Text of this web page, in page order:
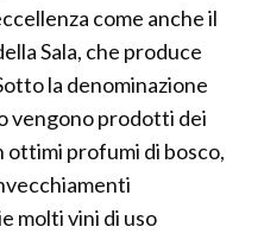
come anche il
Sala, che produce
la denominazione
vengono prodotti dei
ottimi profumi di bosco,
molti vini di uso